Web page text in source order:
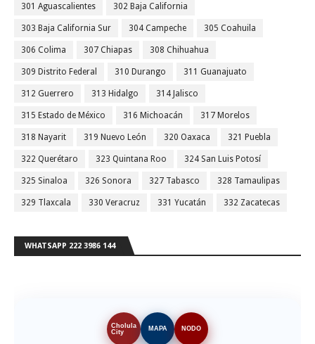
301 Aguascalientes 302 Baja California
303 Baja California Sur 304 Campeche 305 Coahuila
306 Colima 307 Chiapas 308 Chihuahua
309 Distrito Federal 310 Durango 311 Guanajuato
312 Guerrero 313 Hidalgo 314 Jalisco
315 Estado de México 316 Michoacán 317 Morelos
318 Nayarit 319 Nuevo León 320 Oaxaca 321 Puebla
322 Querétaro 323 Quintana Roo 324 San Luis Potosí
325 Sinaloa 326 Sonora 327 Tabasco 328 Tamaulipas
329 Tlaxcala 330 Veracruz 331 Yucatán 332 Zacatecas
WHATSAPP 222 3986 144
Cholula
City
MAPA NODO